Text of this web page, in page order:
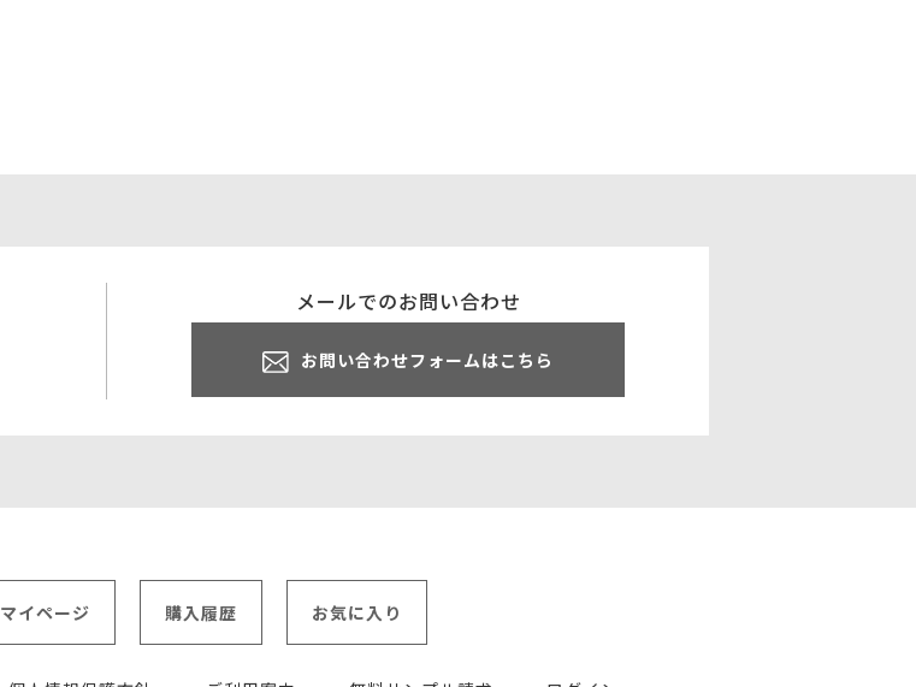
メールでのお問い合わせ
お問い合わせフォームはこちら
マイページ 購入履歴 お気に入り